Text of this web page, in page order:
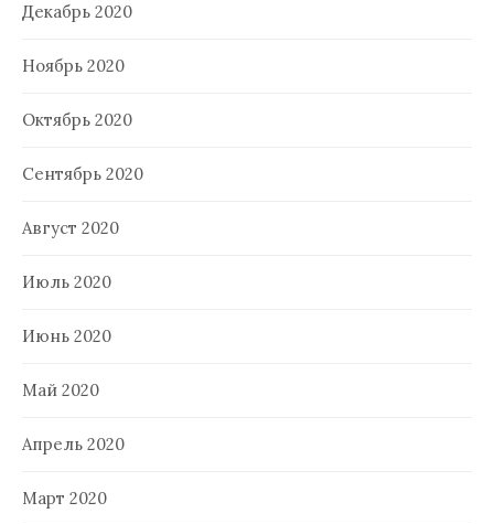
Декабрь 2020
Ноябрь 2020
Октябрь 2020
Сентябрь 2020
Август 2020
Июль 2020
Июнь 2020
Май 2020
Апрель 2020
Март 2020